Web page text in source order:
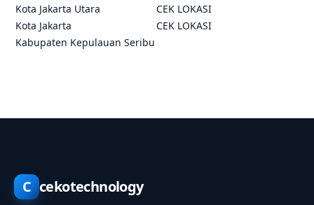
Kota Jakarta Utara
CEK LOKASI
Kota Jakarta
CEK LOKASI
Kabupaten Kepulauan Seribu
C cekotechnology